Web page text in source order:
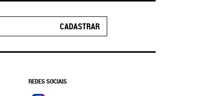
CADASTRAR
REDES SOCIAIS